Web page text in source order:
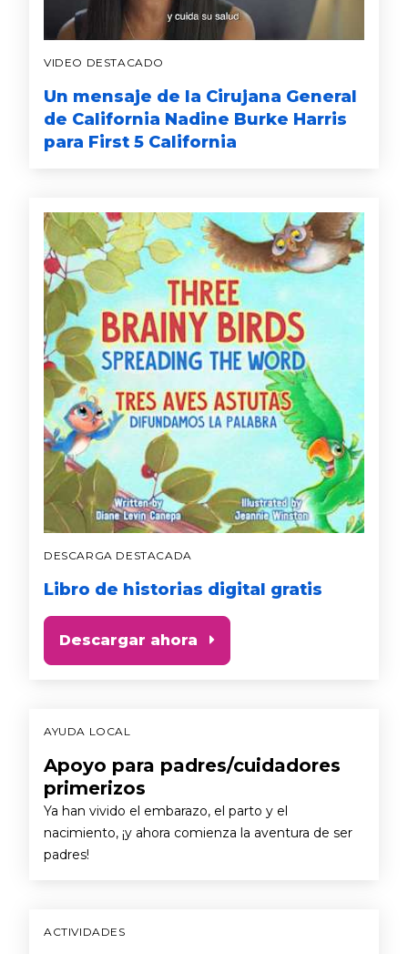
VIDEO DESTACADO
Un mensaje de la Cirujana General
de California Nadine Burke Harris
para First 5 California
DESCARGA DESTACADA
Libro de historias digital gratis
Descargar ahora
AYUDA LOCAL
Apoyo para padres/cuidadores
primerizos
Ya han vivido el embarazo, el parto y el
nacimiento, ¡y ahora comienza la aventura de ser
padres!
ACTIVIDADES